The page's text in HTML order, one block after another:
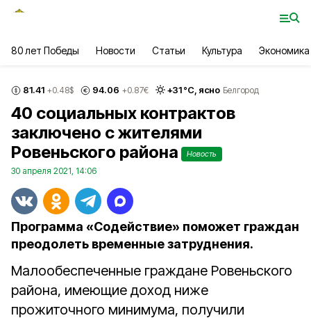
80 лет Победы Новости Статьи Культура Экономика
81.41 +0.48$ 94.06 +0.87€ +31°С, ясно Белгород
40 социальных контрактов
заключено с жителями
Ровеньского района
Новость
30 апреля 2021, 14:06
Программа «Содействие» поможет граждан
преодолеть временные затруднения.
Малообеспеченные граждане Ровеньского
района, имеющие доход ниже
прожиточного минимума, получили